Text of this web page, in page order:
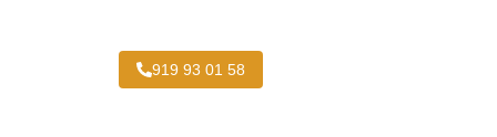
919 93 01 58